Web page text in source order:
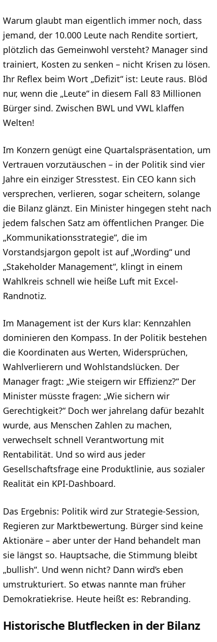
Warum glaubt man eigentlich immer noch, dass
jemand, der 10.000 Leute nach Rendite sortiert,
plötzlich das Gemeinwohl versteht? Manager sind
trainiert, Kosten zu senken – nicht Krisen zu lösen.
Ihr Reflex beim Wort „Defizit“ ist: Leute raus. Blöd
nur, wenn die „Leute“ in diesem Fall 83 Millionen
Bürger sind. Zwischen BWL und VWL klaffen
Welten!
Im Konzern genügt eine Quartalspräsentation, um
Vertrauen vorzutäuschen – in der Politik sind vier
Jahre ein einziger Stresstest. Ein CEO kann sich
versprechen, verlieren, sogar scheitern, solange
die Bilanz glänzt. Ein Minister hingegen steht nach
jedem falschen Satz am öffentlichen Pranger. Die
„Kommunikationsstrategie“, die im
Vorstandsjargon gepolt ist auf „Wording“ und
„Stakeholder Management“, klingt in einem
Wahlkreis schnell wie heiße Luft mit Excel-
Randnotiz.
Im Management ist der Kurs klar: Kennzahlen
dominieren den Kompass. In der Politik bestehen
die Koordinaten aus Werten, Widersprüchen,
Wahlverlierern und Wohlstandslücken. Der
Manager fragt: „Wie steigern wir Effizienz?“ Der
Minister müsste fragen: „Wie sichern wir
Gerechtigkeit?“ Doch wer jahrelang dafür bezahlt
wurde, aus Menschen Zahlen zu machen,
verwechselt schnell Verantwortung mit
Rentabilität. Und so wird aus jeder
Gesellschaftsfrage eine Produktlinie, aus sozialer
Realität ein KPI-Dashboard.
Das Ergebnis: Politik wird zur Strategie-Session,
Regieren zur Marktbewertung. Bürger sind keine
Aktionäre – aber unter der Hand behandelt man
sie längst so. Hauptsache, die Stimmung bleibt
„bullish“. Und wenn nicht? Dann wird’s eben
umstrukturiert. So etwas nannte man früher
Demokratiekrise. Heute heißt es: Rebranding.
Historische Blutflecken in der Bilanz